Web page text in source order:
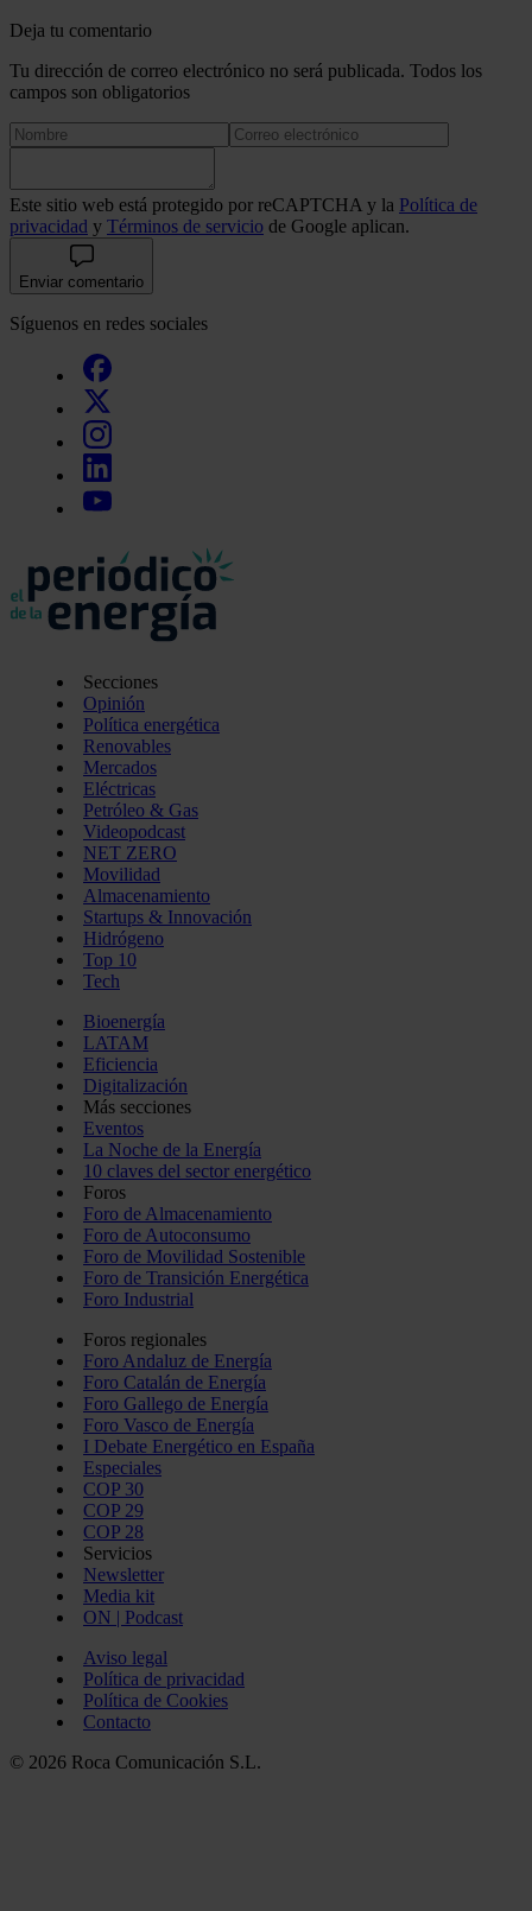
Deja tu comentario
Tu dirección de correo electrónico no será publicada. Todos los
campos son obligatorios
Este sitio web está protegido por reCAPTCHA y la Política de
privacidad y Términos de servicio de Google aplican.
Enviar comentario
Síguenos en redes sociales
Secciones
Opinión
Política energética
Renovables
Mercados
Eléctricas
Petróleo & Gas
Videopodcast
NET ZERO
Movilidad
Almacenamiento
Startups & Innovación
Hidrógeno
Top 10
Tech
Bioenergía
LATAM
Eficiencia
Digitalización
Más secciones
Eventos
La Noche de la Energía
10 claves del sector energético
Foros
Foro de Almacenamiento
Foro de Autoconsumo
Foro de Movilidad Sostenible
Foro de Transición Energética
Foro Industrial
Foros regionales
Foro Andaluz de Energía
Foro Catalán de Energía
Foro Gallego de Energía
Foro Vasco de Energía
I Debate Energético en España
Especiales
COP 30
COP 29
COP 28
Servicios
Newsletter
Media kit
ON | Podcast
Aviso legal
Política de privacidad
Política de Cookies
Contacto
© 2026 Roca Comunicación S.L.